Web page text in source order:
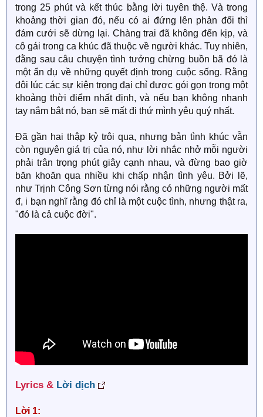
trong 25 phút và kết thúc bằng lời tuyên thệ. Và trong
khoảng thời gian đó, nếu có ai đứng lên phản đối thì
đám cưới sẽ dừng lại. Chàng trai đã không đến kịp, và
cô gái trong ca khúc đã thuộc về người khác. Tuy nhiên,
đằng sau câu chuyện tình tưởng chừng buồn bã đó là
một ẩn dụ về những quyết định trong cuộc sống. Rằng
đôi lúc các sự kiện trọng đại chỉ được gói gọn trong một
khoảng thời điểm nhất định, và nếu bạn không nhanh
tay nắm bắt nó, bạn sẽ mất đi thứ mình yêu quý nhất.
Đã gần hai thập kỷ trôi qua, nhưng bản tình khúc vẫn
còn nguyên giá trị của nó, như lời nhắc nhở mỗi người
phải trân trọng phút giây cạnh nhau, và đừng bao giờ
băn khoăn qua nhiều khi chấp nhận tình yêu. Bởi lẽ,
như Trịnh Công Sơn từng nói rằng có những người mất
đ, i bạn nghĩ rằng đó chỉ là một cuộc tình, nhưng thật ra,
"đó là cả cuộc đời".
Lyrics & Lời dịch
Lời 1: